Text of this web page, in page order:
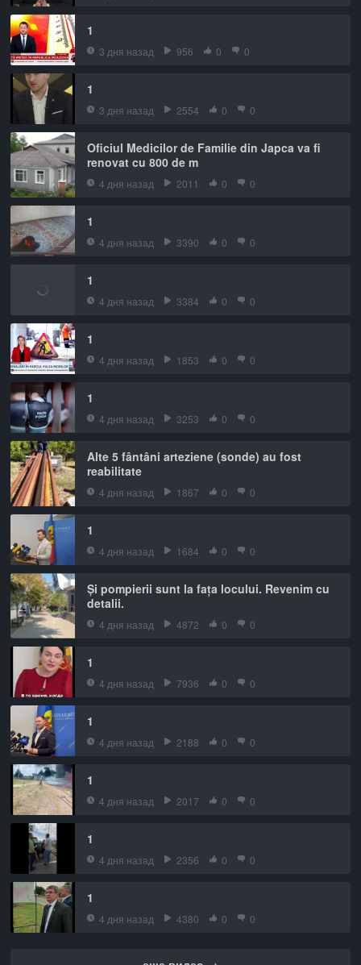
1
3 дня назад 956 0 0
1
3 дня назад 2554 0 0
Oficiul Medicilor de Familie din Japca va fi
renovat cu 800 de m
4 дня назад 2011 0 0
1
4 дня назад 3390 0 0
1
4 дня назад 3384 0 0
1
4 дня назад 1853 0 0
1
4 дня назад 3253 0 0
Alte 5 fântâni arteziene (sonde) au fost
reabilitate
4 дня назад 1867 0 0
1
4 дня назад 1684 0 0
Și pompierii sunt la fața locului. Revenim cu
detalii.
4 дня назад 4872 0 0
1
4 дня назад 7936 0 0
1
4 дня назад 2188 0 0
1
4 дня назад 2017 0 0
1
4 дня назад 2356 0 0
1
4 дня назад 4380 0 0